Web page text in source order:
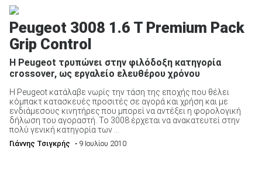
Peugeot 3008 1.6 T Premium Pack
Grip Control
Η Peugeot τρυπώνει στην φιλόδοξη κατηγορία
crossover, ως εργαλείο ελευθέρου χρόνου
Η Peugeot κατάλαβε νωρίς την τάση της εποχής που θέλει
κόμπακτ κατασκευές προσιτές σε αγορά και χρήση και με
ενδιάμεσους κινητήρες που μπορεί να αντέξει η φορολογική
δήλωση του αγοραστή. Το 3008 έρχεται να ανακατευτεί στην
πολύ γενική κατηγορία των ...
Γιάννης Τσιγκρής • 9 Ιουλίου 2010